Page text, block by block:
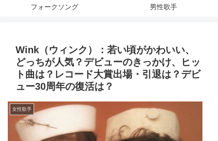
フォークソング 男性歌手
Wink（ウィンク）：若い頃がかわいい、
どっちが人気？デビューのきっかけ、ヒッ
ト曲は？レコード大賞出場・引退は？デビ
ュー30周年の復活は？
女性歌手